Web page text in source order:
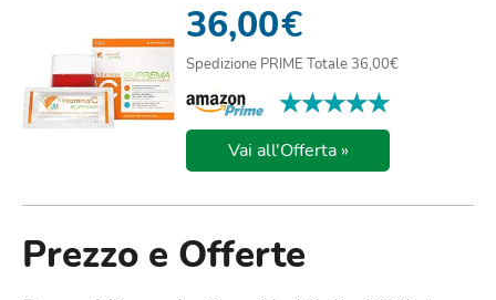
36,00€
Spedizione PRIME Totale 36,00€
★★★★★
★★★★★
Vai all'Offerta »
Prezzo e Offerte